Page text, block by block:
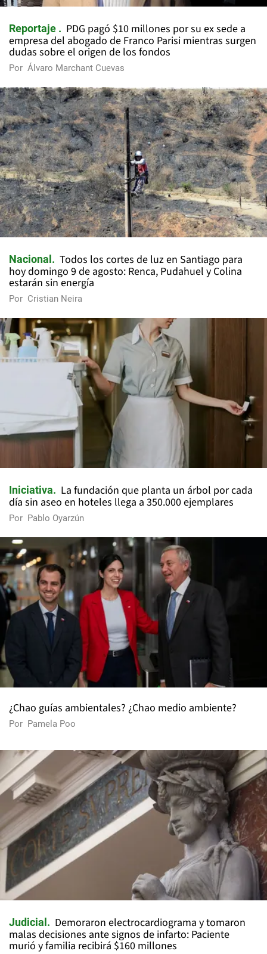
Reportaje
PDG pagó $10 millones por su ex sede a
empresa del abogado de Franco Parisi mientras surgen
dudas sobre el origen de los fondos
Por Álvaro Marchant Cuevas
Nacional
Todos los cortes de luz en Santiago para
hoy domingo 9 de agosto: Renca, Pudahuel y Colina
estarán sin energía
Por Cristian Neira
Iniciativa
La fundación que planta un árbol por cada
día sin aseo en hoteles llega a 350.000 ejemplares
Por Pablo Oyarzún
¿Chao guías ambientales? ¿Chao medio ambiente?
Por Pamela Poo
Judicial
Demoraron electrocardiograma y tomaron
malas decisiones ante signos de infarto: Paciente
murió y familia recibirá $160 millones